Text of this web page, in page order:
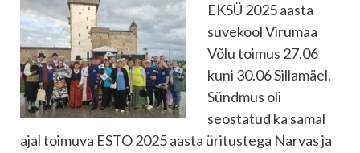
EKSÜ 2025 aasta
suvekool Virumaa
Võlu toimus 27.06
kuni 30.06 Sillamäel.
Sündmus oli
seostatud ka samal
ajal toimuva ESTO 2025 aasta üritustega Narvas ja